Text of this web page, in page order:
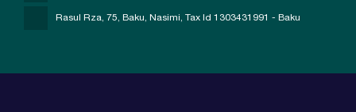
Rasul Rza, 75, Baku, Nasimi, Tax Id 1303431991 - Baku